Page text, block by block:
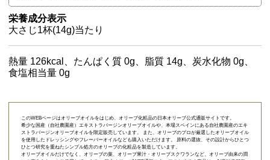
栄養成分表示
大さじ1杯(14g)当たり
熱量 126kcal、たんぱく質 0g、脂質 14g、炭水化物 0g、
食塩相当量 0g
このWEBページはオリーブオイルをはじめ、オリーブ化粧品の日本オリーブ公式通販サイトです。
希少な国産（自社農園産）エキストラバージンオリーブオイルや、本場スペインにある自社農園産のエキ
ストラバージンオリーブオイルを限定販売しています。 また、オリーブのプロが厳選したオリーブオイル
を使用したドレッシングやフレーバーオイルなども購入いただけます。 原料の選抜、その設計からひとつ
ひとつ研究を重ねたシンプル処方のオリーブの化粧品を製造しています。
オリーブオイルだけでなく、オリーブの葉、オリーブ果汁・オリーブスクワランなど、オリーブ由来の潤